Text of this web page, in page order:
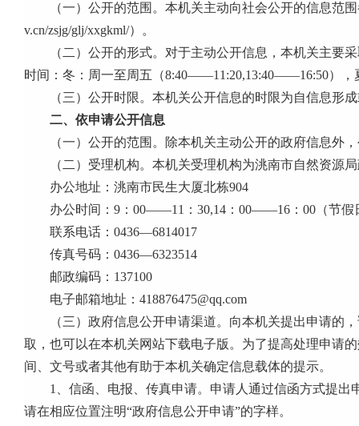
（一）公开的范围。本机关主动向社会公开的信息范
v.cn/zsjg/glj/xxgkml/）。
（二）公开的形式。对于主动公开信息，本机关主要
时间：冬：周一至周五（8:40――11:20,13:40――16:50），
（三）公开时限。本机关公开信息的时限为自信息形
二、依申请公开信息
（一）公开的范围。除本机关主动公开的政府信息外
（二）受理机构。本机关受理机构为洮南市自然资源
办公地址：洮南市民生大厦北栋904
办公时间： 9 ： 00――11 ： 30,14 ： 00――16 ： 00 （节
联系电话： 0436—6814017
传真号码： 0436—6323514
邮政编码： 137100
电子邮箱地址： 418876475@qq.com
（三）政府信息公开申请渠道。向本机关提出申请的
取，也可以在本机关网站下载电子版。为了提高处理申请
间、文号或者其他有助于本机关确定信息载体的提示。
1
、信函、电报、传真申请。申请人通过信函方式提
请在相应位置注明“政府信息公开申请”的字样。